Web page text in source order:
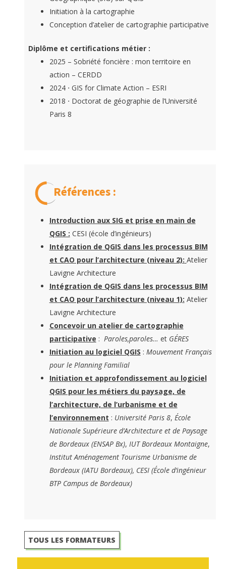
Initiation à la cartographie
Conception d’atelier de cartographie participative
Diplôme et certifications métier :
2025 – Sobriété foncière : mon territoire en
action – CERDD
2024 ⋅ GIS for Climate Action – ESRI
2018 ⋅ Doctorat de géographie de l’Université
Paris 8
Références :
Introduction aux SIG et prise en main de
QGIS : CESI (école d’ingénieurs)
Intégration de QGIS dans les processus BIM
et CAO pour l’architecture (niveau 2): Atelier
Lavigne Architecture
Intégration de QGIS dans les processus BIM
et CAO pour l’architecture (niveau 1): Atelier
Lavigne Architecture
Concevoir un atelier de cartographie
participative : Paroles,paroles… et GÉRES
Initiation au logiciel QGIS : Mouvement Français
pour le Planning Familial
Initiation et approfondissement au logiciel
QGIS pour les métiers du paysage, de
l’architecture, de l’urbanisme et de
l’environnement : Université Paris 8, École
Nationale Supérieure d’Architecture et de Paysage
de Bordeaux (ENSAP Bx), IUT Bordeaux Montaigne,
Institut Aménagement Tourisme Urbanisme de
Bordeaux (IATU Bordeaux), CESI (École d’ingénieur
BTP Campus de Bordeaux)
TOUS LES FORMATEURS